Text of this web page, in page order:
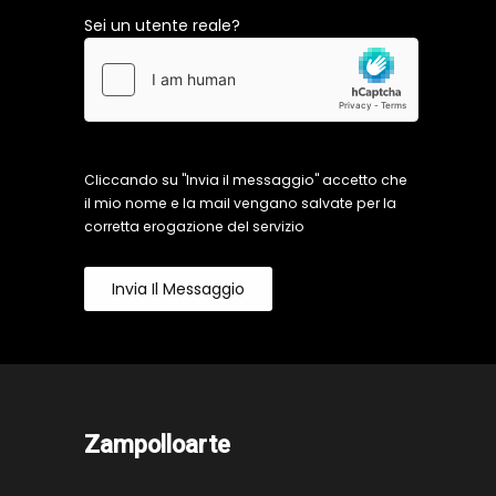
Sei un utente reale?
Cliccando su "Invia il messaggio" accetto che
il mio nome e la mail vengano salvate per la
corretta erogazione del servizio
Invia Il Messaggio
Zampolloarte